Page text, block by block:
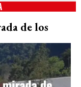
de los